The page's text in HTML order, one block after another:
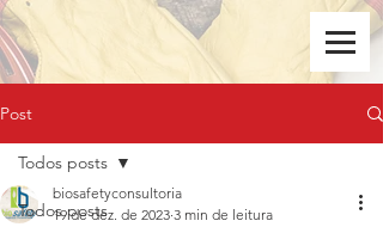
Post
Todos posts
Todos posts
biosafetyconsultoria
19 de dez. de 2023 3 min de leitura